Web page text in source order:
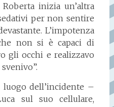
inizia un’altra
per non sentire
L’impotenza
non si è capaci di
gli occhi e realizzavo
dell’incidente –
sul suo cellulare,